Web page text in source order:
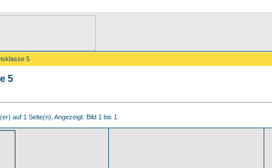
5
5
auf 1 Seite(n). Angezeigt: Bild 1 bis 1.